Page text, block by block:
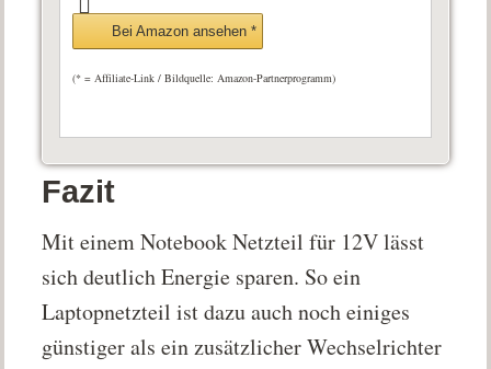
Bei Amazon ansehen *
(* = Affiliate-Link / Bildquelle: Amazon-Partnerprogramm)
Fazit
Mit einem Notebook Netzteil für 12V lässt
sich deutlich Energie sparen. So ein
Laptopnetzteil ist dazu auch noch einiges
günstiger als ein zusätzlicher Wechselrichter